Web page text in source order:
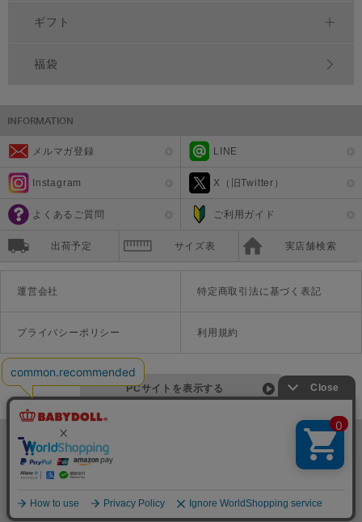
ギフト
福袋
メルマガ登録 LINE
Instagram X（旧Twitter）
よくあるご質問 ご利用ガイド
出荷予定 サイズ表 実店舗検索
運営会社 特定商取引法に基づく表記
プライバシーポリシー 利用規約
PCサイトを表示する
©Disney ©Disney/Pixar ©Disney. Based on the "Winnie the Pooh" works by A.A. Milne and E.H. Shepard.